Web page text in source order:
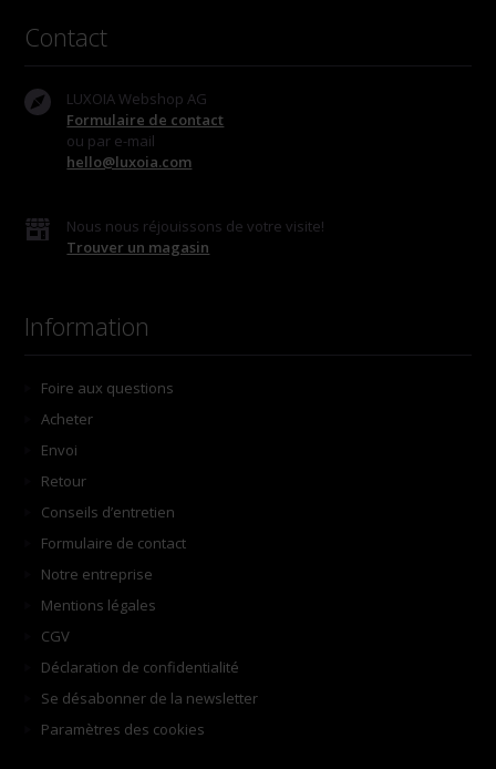
Contact
LUXOIA Webshop AG
Formulaire de contact
ou par e-mail
hello@luxoia.com
Nous nous réjouissons de votre visite!
Trouver un magasin
Information
Foire aux questions
Acheter
Envoi
Retour
Conseils d’entretien
Formulaire de contact
Notre entreprise
Mentions légales
CGV
Déclaration de confidentialité
Se désabonner de la newsletter
Paramètres des cookies